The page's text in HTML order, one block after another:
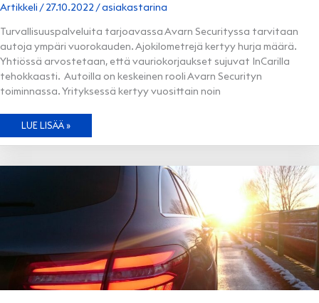
Artikkeli /27.10.2022 /asiakastarina
Turvallisuuspalveluita tarjoavassa Avarn Securityssa tarvitaan
autoja ympäri vuorokauden. Ajokilometrejä kertyy hurja määrä.
Yhtiössä arvostetaan, että vauriokorjaukset sujuvat InCarilla
tehokkaasti. Autoilla on keskeinen rooli Avarn Securityn
toiminnassa. Yrityksessä kertyy vuosittain noin
TUHANSIEN
AUTOJEN
LUE LISÄÄ »